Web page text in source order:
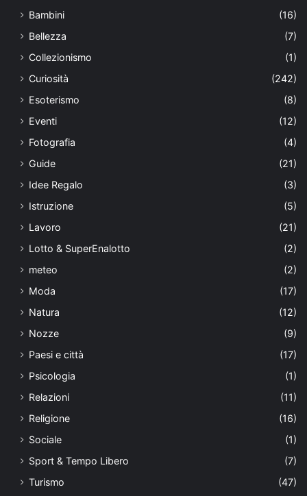
Bambini
(16)
Bellezza
(7)
Collezionismo
(1)
Curiosità
(242)
Esoterismo
(8)
Eventi
(12)
Fotografia
(4)
Guide
(21)
Idee Regalo
(3)
Istruzione
(5)
Lavoro
(21)
Lotto & SuperEnalotto
(2)
meteo
(2)
Moda
(17)
Natura
(12)
Nozze
(9)
Paesi e città
(17)
Psicologia
(1)
Relazioni
(11)
Religione
(16)
Sociale
(1)
Sport & Tempo Libero
(7)
Turismo
(47)